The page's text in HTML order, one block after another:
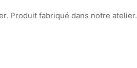
Produit fabriqué dans notre atelier.